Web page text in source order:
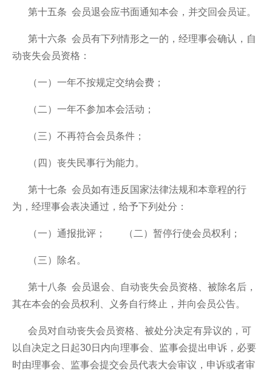
第十五条 会员退会应书面通知本会，并交回会员证。
第十六条 会员有下列情形之一的，经理事会确认，自
动丧失会员资格：
（一）一年不按规定交纳会费；
（二）一年不参加本会活动；
（三）不再符合会员条件；
（四）丧失民事行为能力。
第十七条 会员如有违反国家法律法规和本章程的行
为，经理事会表决通过，给予下列处分：
（一）通报批评； （二）暂停行使会员权利；
（三）除名。
第十八条 会员退会、自动丧失会员资格、被除名后，
其在本会的会员权利、义务自行终止，并向会员公告。
会员对自动丧失会员资格、被处分决定有异议的，可
以自决定之日起30日内向理事会、监事会提出申诉，必要
时由理事会、监事会提交会员代表大会审议，申诉或者审